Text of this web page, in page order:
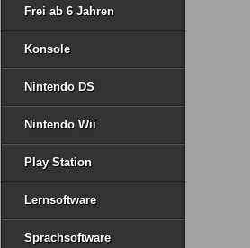
Frei ab 6 Jahren
Konsole
Nintendo DS
Nintendo Wii
Play Station
Lernsoftware
Sprachsoftware